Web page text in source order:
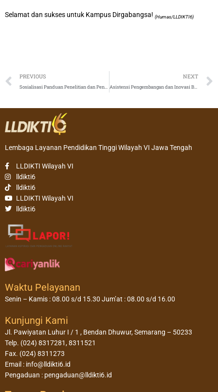
Selamat dan sukses untuk Kampus Dirgabangsa! (Humas/LLDIKTI6)
Prev
PREVIOUS
Sosialisasi Panduan Penelitian dan Pengabdian kepada Masyarakat di Lingkungan LLDIKTI – 15 Februari 2024
NEXT
Asistensi Pengembangan dan Inovasi BKP dalam Implementasi MBKM Angkatan I dan II Tahun 2024
Lembaga Layanan Pendidikan Tinggi Wilayah VI Jawa Tengah
LLDIKTI Wilayah VI
lldikti6
lldikti6
LLDIKTI Wilayah VI
lldikti6
Waktu Pelayanan
Senin – Kamis : 08.00 s/d 15.30 Jum’at : 08.00 s/d 16.00
Kunjungi Kami
Jl. Pawiyatan Luhur I / 1 , Bendan Dhuwur, Semarang – 50233
Telp. (024) 8317281, 8311521
Fax. (024) 8311273
Email : info@lldikti6.id
Pengaduan : pengaduan@lldikti6.id